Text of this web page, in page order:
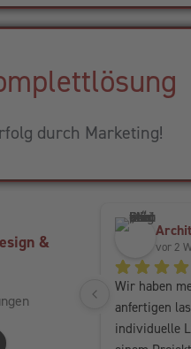
durch Marketing!
&
vor 2
Wir haben
anfertigen
individuelle